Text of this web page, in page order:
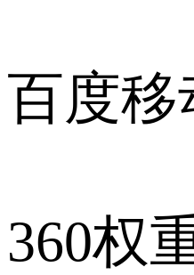
百度移
360权